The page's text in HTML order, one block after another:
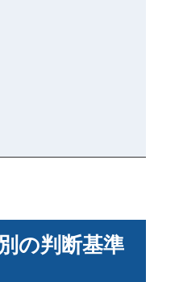
の判断基準